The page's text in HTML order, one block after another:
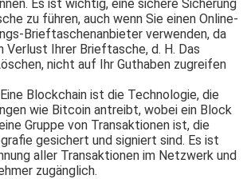
Es ist wichtig, eine sichere Sicherung
zu führen, auch wenn Sie einen Online-
Brieftaschenanbieter verwenden, da
Verlust Ihrer Brieftasche, d. H. Das
nicht auf Ihr Guthaben zugreifen
Eine Blockchain ist die Technologie, die
wie Bitcoin antreibt, wobei ein Block
Gruppe von Transaktionen ist, die
gesichert und signiert sind. Es ist
aller Transaktionen im Netzwerk und
zugänglich.